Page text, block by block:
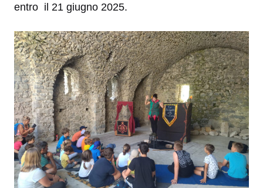
entro il 21 giugno 2025.